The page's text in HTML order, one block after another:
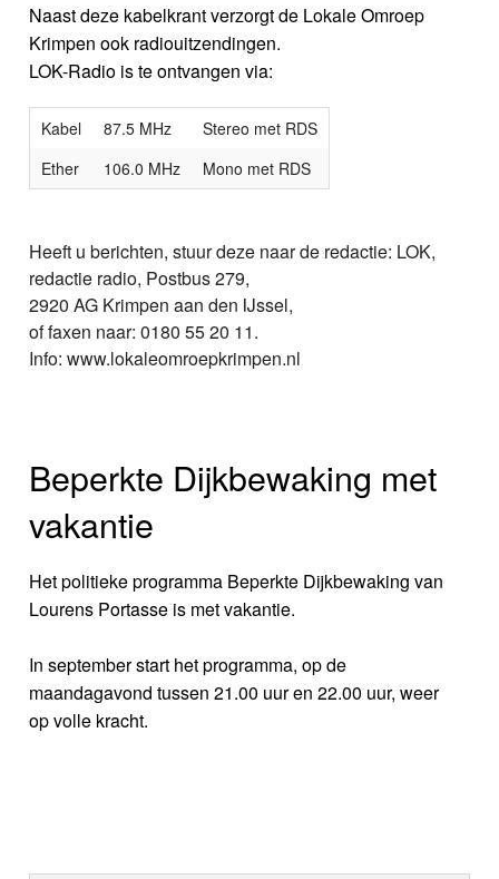
Naast deze kabelkrant verzorgt de Lokale Omroep
Krimpen ook radiouitzendingen.
LOK-Radio is te ontvangen via:
Kabel 87.5 MHz
Stereo met RDS
Ether
106.0 MHz Mono met RDS
Heeft u berichten, stuur deze naar de redactie: LOK,
redactie radio, Postbus 279,
2920 AG Krimpen aan den IJssel,
of faxen naar: 0180 55 20 11.
Info: www.lokaleomroepkrimpen.nl
Beperkte Dijkbewaking met
vakantie
Het politieke programma Beperkte Dijkbewaking van
Lourens Portasse is met vakantie.
In september start het programma, op de
maandagavond tussen 21.00 uur en 22.00 uur, weer
op volle kracht.